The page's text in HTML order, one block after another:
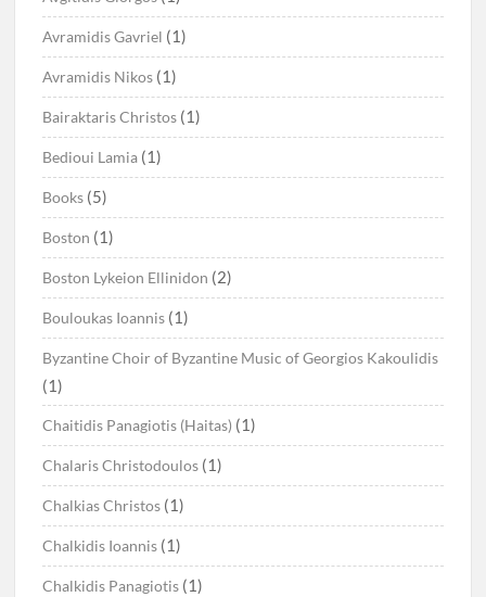
Avramidis Gavriel (1)
Avramidis Nikos (1)
Bairaktaris Christos (1)
Bedioui Lamia (1)
Books (5)
Boston (1)
Boston Lykeion Ellinidon (2)
Bouloukas Ioannis (1)
Byzantine Choir of Byzantine Music of Georgios Kakoulidis
(1)
Chaitidis Panagiotis (Haitas) (1)
Chalaris Christodoulos (1)
Chalkias Christos (1)
Chalkidis Ioannis (1)
Chalkidis Panagiotis (1)